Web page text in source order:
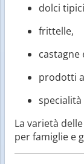
dolci
frittelle,
castagne
prodotti
La varietà
per famiglie e